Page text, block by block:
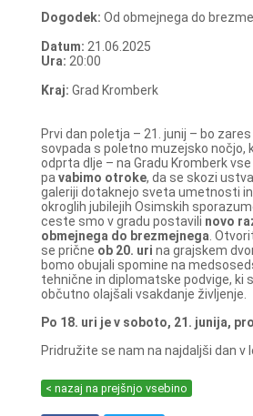
Dogodek: Od obmejnega do
Datum: 21.06.2025
Ura: 20:00
Kraj: Grad Kromberk
Prvi dan poletja – 21. junij – bo
sovpada s poletno muzejsko nočjo,
odprta dlje – na Gradu Kromberk
pa vabimo otroke, da se skozi
galeriji dotaknejo sveta umetnosti
okroglih jubilejih Osimskih
ceste smo v gradu postavili novo
obmejnega do brezmejnega .
se prične ob 20. uri na grajskem
bomo obujali spomine na
tehnične in diplomatske podvige, ki
občutno olajšali vsakdanje življenje.
Po 18. uri je v soboto, 21. junija,
Pridružite se nam na najdaljši dan v
< nazaj na prejšnjo vsebino